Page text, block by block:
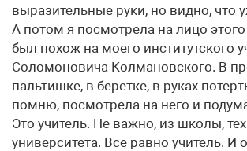
выразительные руки, но видно, что
А потом я посмотрела на лицо
был похож на моего институтского
Соломоновича Колмановского. В
пальтишке, в беретке, в руках
помню, посмотрела на него и
Это учитель. Не важно, из школы,
университета. Все равно учитель. И